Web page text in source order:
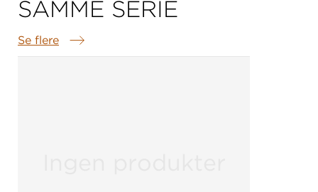
SAMME SERIE
Se flere
Samme serie